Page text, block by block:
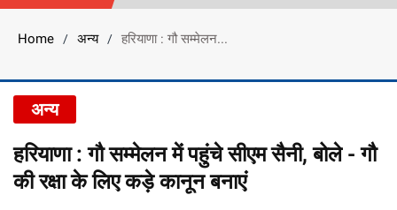
Home / अन्य / हरियाणा : गौ सम्मेलन...
अन्य
हरियाणा : गौ सम्मेलन में पहुंचे सीएम सैनी, बोले - गौ
की रक्षा के लिए कड़े कानून बनाएं